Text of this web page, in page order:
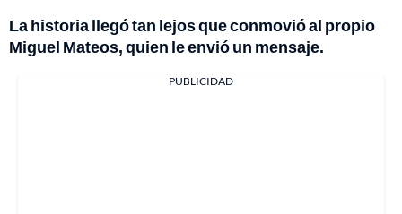
La historia llegó tan lejos que conmovió al propio
Miguel Mateos, quien le envió un mensaje.
PUBLICIDAD